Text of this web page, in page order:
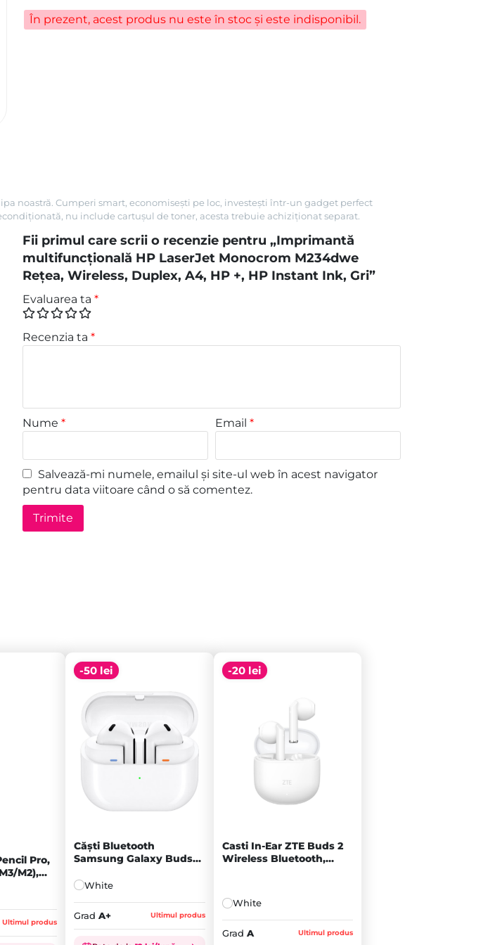
În prezent, acest produs nu este în stoc și este indisponibil.
noastră. Cumperi smart, economisești pe loc, investești într-un gadget perfect
nu include cartușul de toner, acesta trebuie achiziționat separat.
Fii primul care scrii o recenzie pentru „Imprimantă
multifuncțională HP LaserJet Monocrom M234dwe
Rețea, Wireless, Duplex, A4, HP +, HP Instant Ink, Gri”
Evaluarea ta *
Recenzia ta *
Nume * Email*
Salvează-mi numele, emailul și site-ul web în acest navigator
pentru data viitoare când o să comentez.
Pro,
M2),
Pro
Ultimul produs
-50 lei
Căști Bluetooth
Samsung Galaxy Buds3,
White
Grad A+ Ultimul produs
-20 lei
Casti In-Ear ZTE Buds 2
Wireless Bluetooth,
White
Grad A Ultimul produs
Prețul